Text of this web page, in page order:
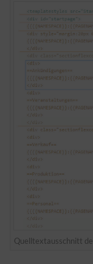
Quelltextausschnitt